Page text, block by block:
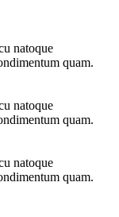
natoque
quam.
natoque
quam.
natoque
quam.